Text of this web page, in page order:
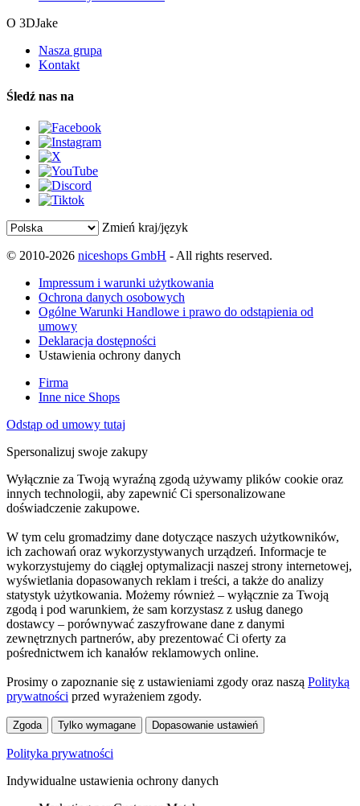
O 3DJake
Nasza grupa
Kontakt
Śledź nas na
Zmień kraj/język
© 2010-2026 niceshops GmbH - All rights reserved.
Impressum i warunki użytkowania
Ochrona danych osobowych
Ogólne Warunki Handlowe i prawo do odstąpienia od
umowy
Deklaracja dostępności
Ustawienia ochrony danych
Firma
Inne nice Shops
Odstąp od umowy tutaj
Spersonalizuj swoje zakupy
Wyłącznie za Twoją wyraźną zgodą używamy plików cookie oraz
innych technologii, aby zapewnić Ci spersonalizowane
doświadczenie zakupowe.
W tym celu gromadzimy dane dotyczące naszych użytkowników,
ich zachowań oraz wykorzystywanych urządzeń. Informacje te
wykorzystujemy do ciągłej optymalizacji naszej strony internetowej,
wyświetlania dopasowanych reklam i treści, a także do analizy
statystyk użytkowania. Możemy również – wyłącznie za Twoją
zgodą i pod warunkiem, że sam korzystasz z usług danego
dostawcy – porównywać zaszyfrowane dane z danymi
zewnętrznych partnerów, aby prezentować Ci oferty za
pośrednictwem ich kanałów reklamowych online.
Prosimy o zapoznanie się z ustawieniami zgody oraz naszą Polityką
prywatności przed wyrażeniem zgody.
Zgoda Tylko wymagane Dopasowanie ustawień
Polityka prywatności
Indywidualne ustawienia ochrony danych